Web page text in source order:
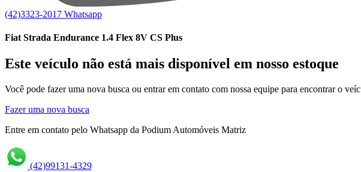
(42)3323-2017 Whatsapp
Fiat Strada Endurance 1.4 Flex 8V CS Plus
Este veículo não está mais disponível em nosso estoque
Você pode fazer uma nova busca ou entrar em contato com nossa equipe para encontrar o
Fazer uma nova busca
Entre em contato pelo Whatsapp da Podium Automóveis Matriz
(42)99131-4329